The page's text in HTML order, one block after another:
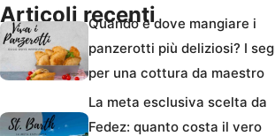
Articoli recentiQuando e dove mangiare i
panzerotti più deliziosi? I
per una cottura da maestro
La meta esclusiva scelta da
Fedez: quanto costa il vero